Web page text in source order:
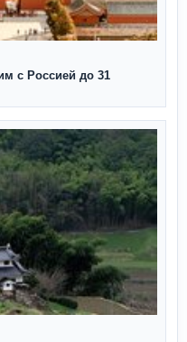
с Россией до 31